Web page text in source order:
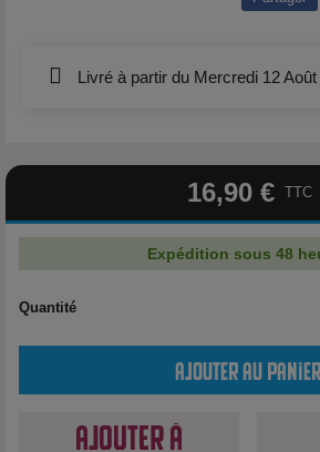
Livré à partir du Mercredi 12 Août
16,90 € TTC
Expédition sous 48
Quantité
Ajouter au panier
Ajouter à